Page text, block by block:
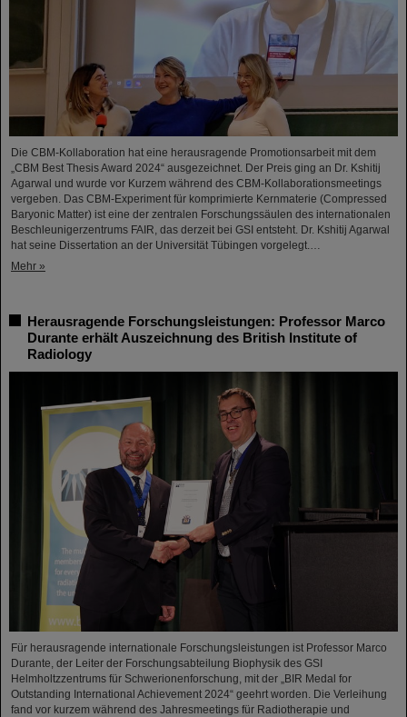
Die CBM-Kollaboration hat eine herausragende Promotionsarbeit mit dem
„CBM Best Thesis Award 2024“ ausgezeichnet. Der Preis ging an Dr. Kshitij
Agarwal und wurde vor Kurzem während des CBM-Kollaborationsmeetings
vergeben. Das CBM-Experiment für komprimierte Kernmaterie (Compressed
Baryonic Matter) ist eine der zentralen Forschungssäulen des internationalen
Beschleunigerzentrums FAIR, das derzeit bei GSI entsteht. Dr. Kshitij Agarwal
hat seine Dissertation an der Universität Tübingen vorgelegt.…
Mehr »
Herausragende Forschungsleistungen: Professor Marco
Durante erhält Auszeichnung des British Institute of
Radiology
Für herausragende internationale Forschungsleistungen ist Professor Marco
Durante, der Leiter der Forschungsabteilung Biophysik des GSI
Helmholtzzentrums für Schwerionenforschung, mit der „BIR Medal for
Outstanding International Achievement 2024“ geehrt worden. Die Verleihung
fand vor kurzem während des Jahresmeetings für Radiotherapie und